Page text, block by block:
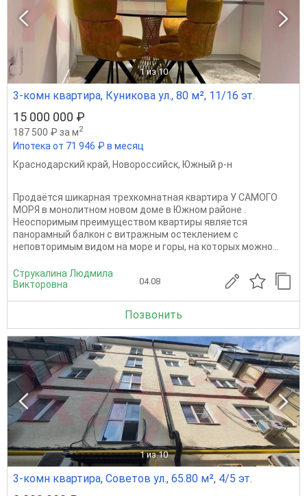
1 из 10
3-комн квартира, Куникова ул., 80 м², 11/16 эт.
15 000 000 ₽
187 500 ₽ за м2
Ипотека от 71 946 ₽ в месяц
Краснодарский край, Новороссийск, Южный р-н
Продаётся шикарная трехкомнатная квартира У САМОГО
МОРЯ в монолитном новом доме в Южном районе .
Неоспоримым преимуществом квартиры является
панорамный балкон с витражным остеклением с
неповторимым видом на море и горы, на которых можно...
Струкалина Людмила
Викторовна
04.08
Позвонить
1 из 10
3-комн квартира, Советов ул., 65.80 м², 4/5 эт.